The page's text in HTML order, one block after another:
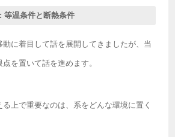
等温条件と断熱条件
に着目して話を展開してきましたが、当
を置いて話を進めます。
上で重要なのは、系をどんな環境に置く